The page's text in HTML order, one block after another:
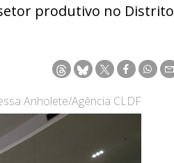
produtivo no Distrito
Anholete/Agência CLDF